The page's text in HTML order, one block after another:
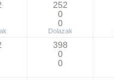
252
0
0
Dolazak
398
0
0